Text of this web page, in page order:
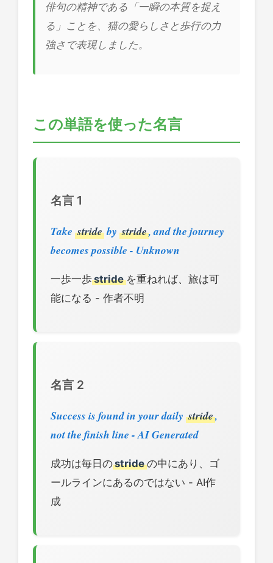
俳句の精神である「一瞬の本質を捉え
る」ことを、猫の愛らしさと歩行の力
強さで表現しました。
この単語を使った名言
名言 1
Take stride bystride, and the journey
becomes possible - Unknown
一歩一歩strideを重ねれば、旅は可
能になる - 作者不明
名言 2
Success is found in your daily stride,
not the finish line - AI Generated
成功は毎日のstrideの中にあり、ゴ
ールラインにあるのではない - AI作
成